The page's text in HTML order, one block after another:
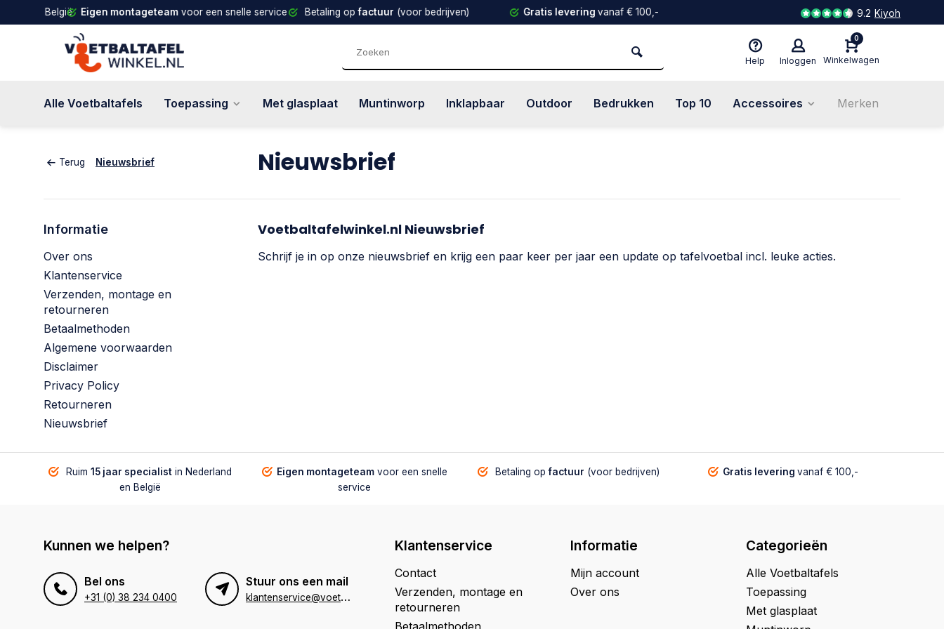
en België Eigen montageteamvoor een snelle service Betaling opfactuur(voor bedrijven) Gratis leveringvanaf € 100,- 9.2 Kiyoh
Help Inloggen
0
Winkelwagen
Alle Voetbaltafels Toepassing Met glasplaat Muntinworp Inklapbaar Outdoor Bedrukken Top 10 Accessoires Merken
Terug Nieuwsbrief Nieuwsbrief
Informatie
Over ons
Klantenservice
Verzenden, montage en
retourneren
Betaalmethoden
Algemene voorwaarden
Disclaimer
Privacy Policy
Retourneren
Nieuwsbrief
Voetbaltafelwinkel.nl Nieuwsbrief
Schrijf je in op onze nieuwsbrief en krijg een paar keer per jaar een update op tafelvoetbal incl. leuke acties.
Ruim 15 jaar specialist in Nederland
en België
Eigen montageteamvoor een snelle
service
Betaling opfactuur (voor bedrijven) Gratis levering vanaf € 100,-
Kunnen we helpen?
Bel ons
+31 (0) 38 234 0400
Stuur ons een mail
k
lantenservice@voetbaltafelwinkel.nl
Klantenservice
Contact
Verzenden, montage en
retourneren
Betaalmethoden
Informatie
Mijn account
Over ons
Categorieën
Alle Voetbaltafels
Toepassing
Met glasplaat